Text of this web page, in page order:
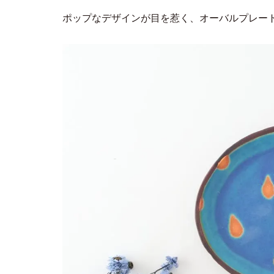
ポップなデザインが目を惹く、オーバルプレー